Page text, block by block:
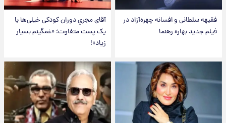
فقیهه سلطانی و افسانه چهره‌آزاد در
فیلم جدید بهاره رهنما
آقای مجریِ دوران کودکی خیلی‌ها با
یک پست متفاوت؛ «غمگینم بسیار
زیاد»!